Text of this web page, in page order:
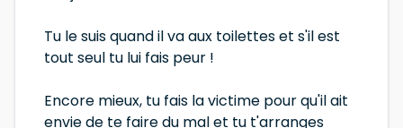
Tu le suis quand il va aux toilettes et s'il est
tout seul tu lui fais peur !
Encore mieux, tu fais la victime pour qu'il ait
envie de te faire du mal et tu t'arranges